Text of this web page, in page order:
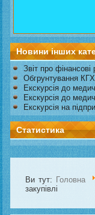
Новини інших
Звіт про
Обгрунтування
Екскурсія до
Екскурсія до
Екскурсія на
Статистика
Ви тут: Головна
закупівлі